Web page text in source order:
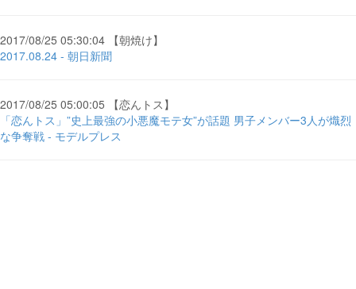
2017/08/25 05:30:04 【朝焼け】
2017.08.24 - 朝日新聞
2017/08/25 05:00:05 【恋んトス】
「恋んトス」”史上最強の小悪魔モテ女”が話題 男子メンバー3人が熾烈
な争奪戦 - モデルプレス